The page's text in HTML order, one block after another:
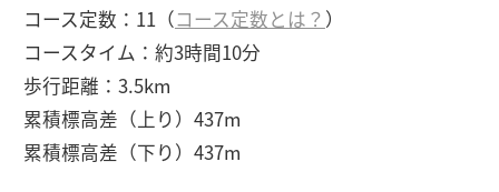
コース定数：11（コース定数とは？ ）
コースタイム：約3時間10分
歩行距離：3.5km
累積標高差（上り）437m
累積標高差（下り）437m